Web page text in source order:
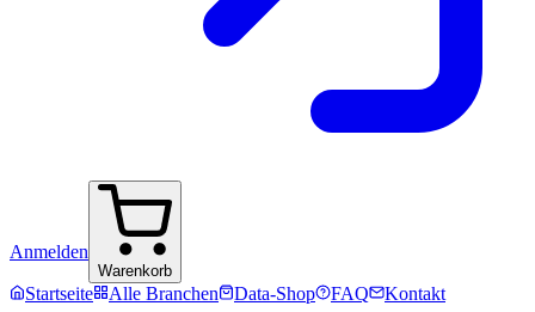
Anmelden
Warenkorb
Startseite Alle Branchen Data-Shop FAQ
Kontakt